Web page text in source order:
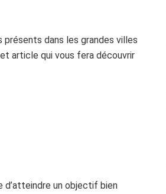
dans les grandes villes
article qui vous fera découvrir
d’atteindre un objectif bien